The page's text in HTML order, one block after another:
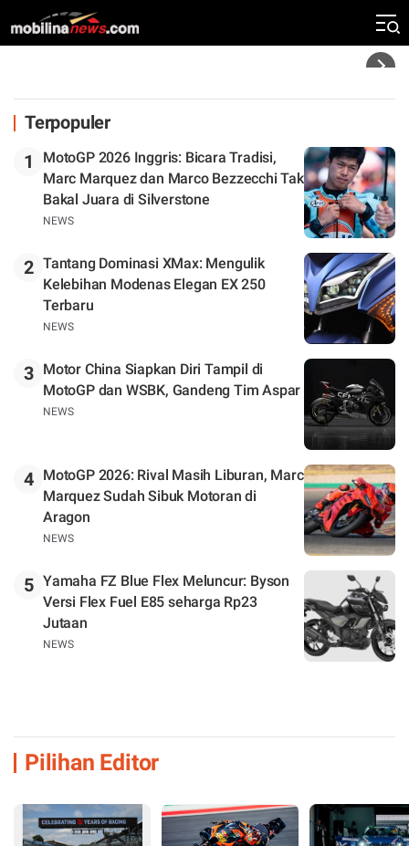
Silverstone. Seri Selanjutnya Belum Jelas
Terpopuler
1
MotoGP 2026 Inggris: Bicara Tradisi,
Marc Marquez dan Marco Bezzecchi Tak
Bakal Juara di Silverstone
NEWS
2 Tantang Dominasi XMax: Mengulik
Kelebihan Modenas Elegan EX 250
Terbaru
NEWS
3
Motor China Siapkan Diri Tampil di
MotoGP dan WSBK, Gandeng Tim Aspar
NEWS
4
MotoGP 2026: Rival Masih Liburan, Marc
Marquez Sudah Sibuk Motoran di
Aragon
NEWS
5 Yamaha FZ Blue Flex Meluncur: Byson
Versi Flex Fuel E85 seharga Rp23
Jutaan
NEWS
Pilihan Editor